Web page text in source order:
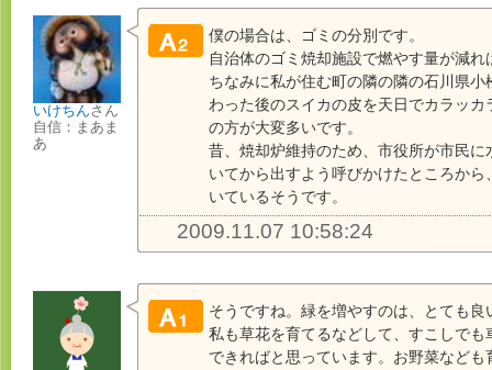
いけちんさん
自信：まあま
あ
僕の場合は、ゴミの分別です。
自治体のゴミ焼却施設で燃やす量が減
ちなみに私が住む町の隣の隣の石川県
わった後のスイカの皮を天日でカラッ
の方が大変多いです。
昔、焼却炉維持のため、市役所が市民に
いてから出すよう呼びかけたところか
いているそうです。
2009.11.07 10:58:24
そうですね。緑を増やすのは、とても
私も草花を育てるなどして、すこしでも
できればと思っています。お野菜など